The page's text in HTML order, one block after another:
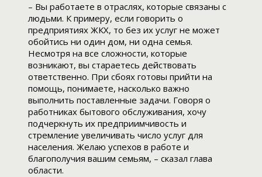
– Вы работаете в отраслях, которые связаны с
людьми. К примеру, если говорить о
предприятиях ЖКХ, то без их услуг не может
обойтись ни один дом, ни одна семья.
Несмотря на все сложности, которые
возникают, вы стараетесь действовать
ответственно. При сбоях готовы прийти на
помощь, понимаете, насколько важно
выполнить поставленные задачи. Говоря о
работниках бытового обслуживания, хочу
подчеркнуть их предприимчивость и
стремление увеличивать число услуг для
населения. Желаю успехов в работе и
благополучия вашим семьям, – сказал глава
области.